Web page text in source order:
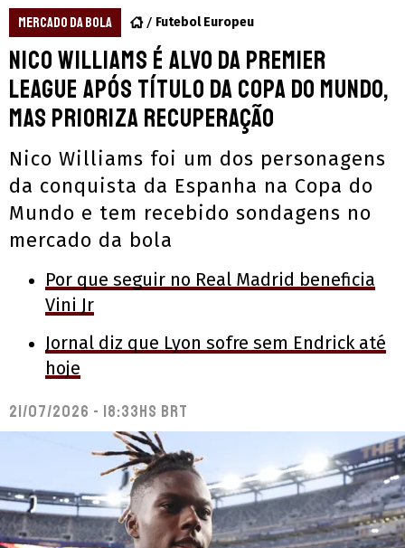
MERCADO DA BOLA Futebol Europeu
Nico Williams é alvo da Premier
League após título da Copa do Mundo,
mas prioriza recuperação
Nico Williams foi um dos personagens
da conquista da Espanha na Copa do
Mundo e tem recebido sondagens no
mercado da bola
Por que seguir no Real Madrid beneficia
Vini Jr
Jornal diz que Lyon sofre sem Endrick até
hoje
21/07/2026 - 18:33hs BRT